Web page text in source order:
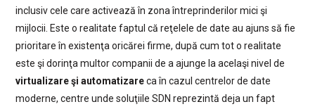
inclusiv cele care activează în zona întreprinderilor mici şi
mijlocii. Este o realitate faptul că reţelele de date au ajuns să fie
prioritare în existenţa oricărei firme, după cum tot o realitate
este şi dorinţa multor companii de a ajunge la acelaşi nivel de
virtualizare şi automatizareca în cazul centrelor de date
moderne, centre unde soluţiile SDN reprezintă deja un fapt